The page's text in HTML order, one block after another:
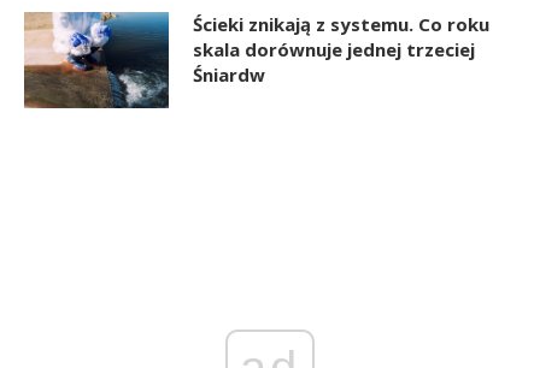
Ścieki znikają z systemu. Co roku
skala dorównuje jednej trzeciej
Śniardw